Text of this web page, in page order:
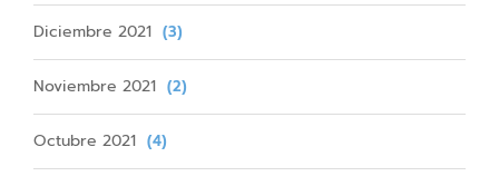
Diciembre 2021 (3)
Noviembre 2021 (2)
Octubre 2021 (4)